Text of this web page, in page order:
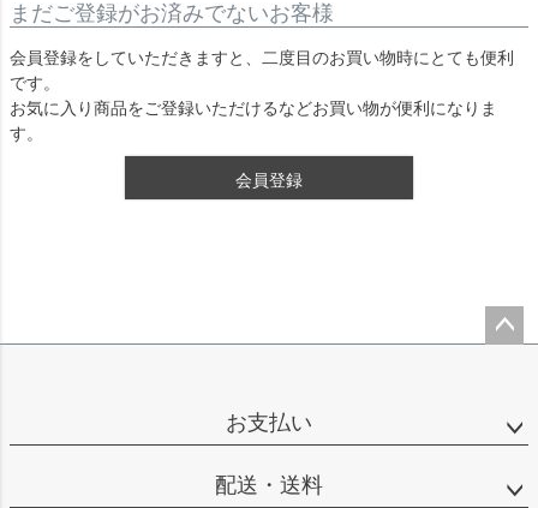
まだご登録がお済みでないお客様
会員登録をしていただきますと、二度目のお買い物時にとても便利
です。
お気に入り商品をご登録いただけるなどお買い物が便利になりま
す。
会員登録
お支払い
配送・送料